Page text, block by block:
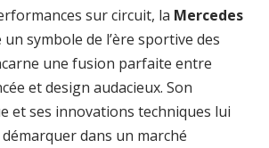
sur circuit, la Mercedes
symbole de l’ère sportive des
une fusion parfaite entre
et design audacieux. Son
et ses innovations techniques lui
dans un marché